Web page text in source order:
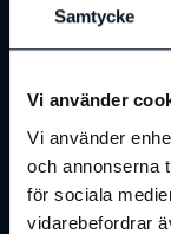
Samtycke
Vi använder
Vi använder
och annonserna
för sociala
vidarebefordrar
The Brick
in the wall!
Customer Stories